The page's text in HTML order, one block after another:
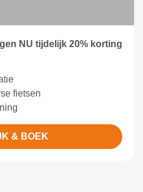
NU tijdelijk 20% korting
fietsen
& BOEK